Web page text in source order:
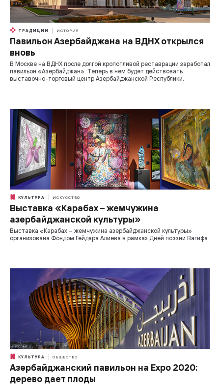
ТРАДИЦИИ ИСТОРИЯ
Павильон Азербайджана на ВДНХ открылся
вновь
В Москве на ВДНХ после долгой кропотливой реставрации заработал
павильон «Азербайджан». Теперь в нем будет действовать
выставочно-торговый центр Азербайджанской Республики.
КУЛЬТУРА ИСКУССТВО
Выставка «Карабах – жемчужина
азербайджанской культуры»
Выставка «Карабах – жемчужина азербайджанской культуры»
организована Фондом Гейдара Алиева в рамках Дней поэзии Вагифа
КУЛЬТУРА ОБЩЕСТВО
Азербайджанский павильон на Expo 2020:
дерево дает плоды